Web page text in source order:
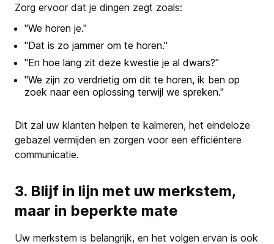
Zorg ervoor dat je dingen zegt zoals:
"We horen je."
"Dat is zo jammer om te horen."
"En hoe lang zit deze kwestie je al dwars?"
"We zijn zo verdrietig om dit te horen, ik ben op
zoek naar een oplossing terwijl we spreken."
Dit zal uw klanten helpen te kalmeren, het eindeloze
gebazel vermijden en zorgen voor een efficiëntere
communicatie.
3. Blijf in lijn met uw merkstem,
maar in beperkte mate
Uw merkstem is belangrijk, en het volgen ervan is ook